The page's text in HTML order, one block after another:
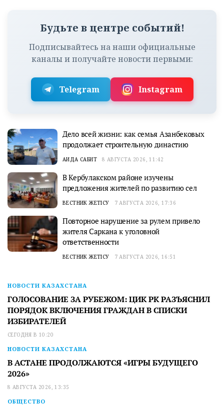
Будьте в центре событий!
Подписывайтесь на наши официальные
каналы и получайте новости первыми:
Telegram Instagram
Дело всей жизни: как семья Азанбековых
продолжает строительную династию
АИДА САБИТ 8 АВГУСТА 2026, 11:42
В Кербулакском районе изучены
предложения жителей по развитию сел
ВЕСТНИК ЖЕТІСУ 7 АВГУСТА 2026, 17:36
Повторное нарушение за рулем привело
жителя Саркана к уголовной
ответственности
ВЕСТНИК ЖЕТІСУ 7 АВГУСТА 2026, 16:51
НОВОСТИ КАЗАХСТАНА
ГОЛОСОВАНИЕ ЗА РУБЕЖОМ: ЦИК РК РАЗЪЯСНИЛ
ПОРЯДОК ВКЛЮЧЕНИЯ ГРАЖДАН В СПИСКИ
ИЗБИРАТЕЛЕЙ
СЕГОДНЯ В 10:20
НОВОСТИ КАЗАХСТАНА
В АСТАНЕ ПРОДОЛЖАЮТСЯ «ИГРЫ БУДУЩЕГО
2026»
8 АВГУСТА 2026, 13:35
ОБЩЕСТВО